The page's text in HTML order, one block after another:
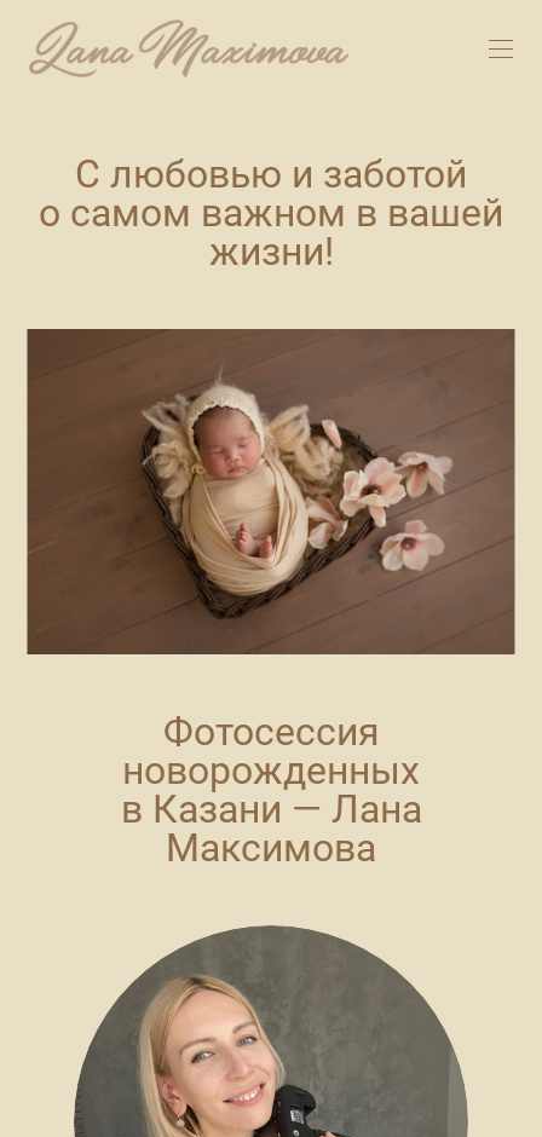
С любовью и заботой
о самом важном в вашей
жизни!
Фотосессия
новорожденных
в Казани — Лана
Максимова